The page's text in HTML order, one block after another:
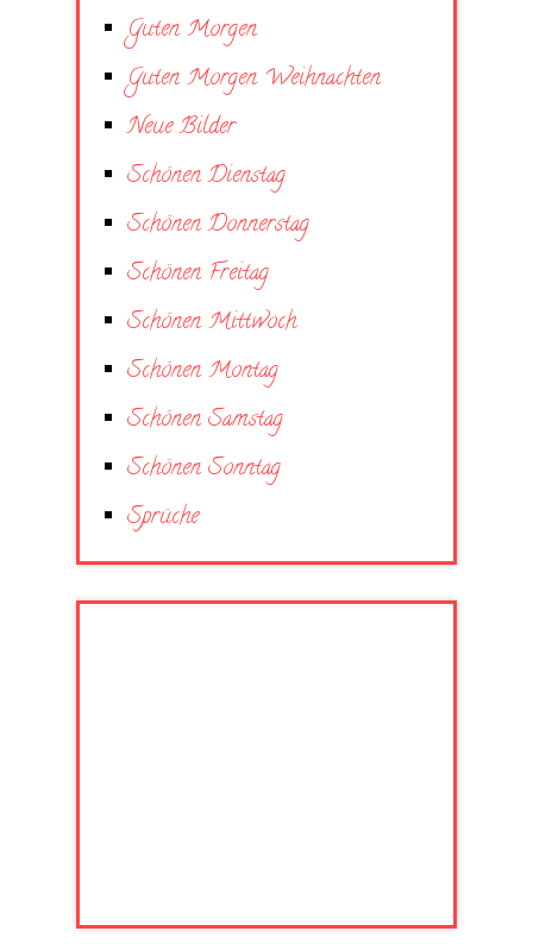
Guten Morgen
Guten Morgen Weihnachten
Neue Bilder
Schönen Dienstag
Schönen Donnerstag
Schönen Freitag
Schönen Mittwoch
Schönen Montag
Schönen Samstag
Schönen Sonntag
Sprüche